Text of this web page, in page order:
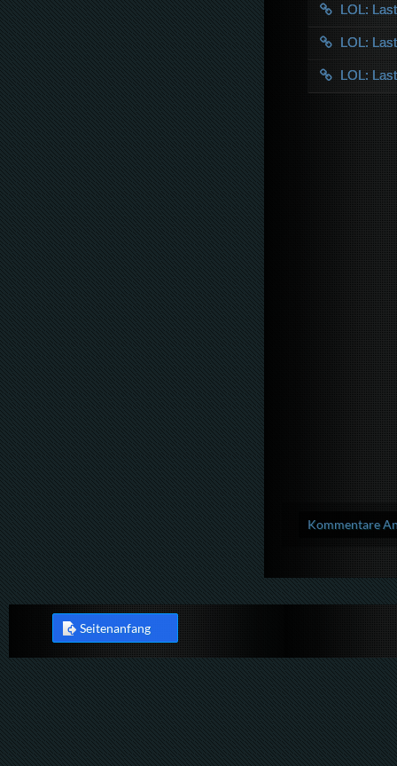
LOL:
LOL:
LOL:
Kommentare
Seitenanfang